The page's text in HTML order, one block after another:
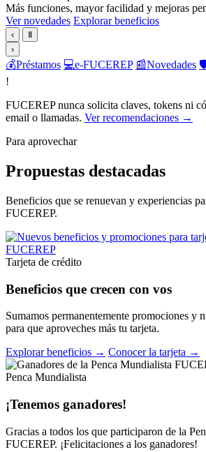
Más funciones, mayor facilidad y mejoras
Ver novedades Explorar beneficios
‹
Ⅱ
›
💰Préstamos 💻e-FUCEREP 📰Novedades
!
FUCEREP nunca solicita claves, tokens ni
email o llamadas. Ver recomendaciones →
Para aprovechar
Propuestas destacadas
Beneficios que se renuevan y experiencias
FUCEREP.
Tarjeta de crédito
Beneficios que crecen con vos
Sumamos permanentemente promociones y
para que aproveches más tu tarjeta.
Explorar beneficios → Conocer la tarjeta →
Penca Mundialista
¡Tenemos ganadores!
Gracias a todos los que participaron de la
FUCEREP. ¡Felicitaciones a los ganadores!